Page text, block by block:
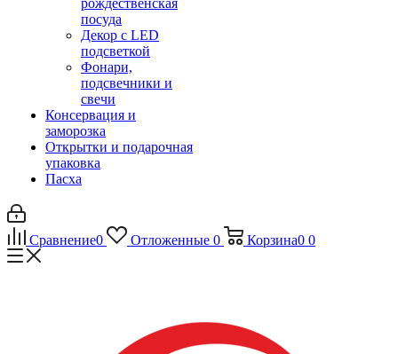
рождественская
посуда
Декор с LED
подсветкой
Фонари,
подсвечники и
свечи
Консервация и
заморозка
Открытки и подарочная
упаковка
Пасха
Сравнение0 Отложенные 0 Корзина0 0